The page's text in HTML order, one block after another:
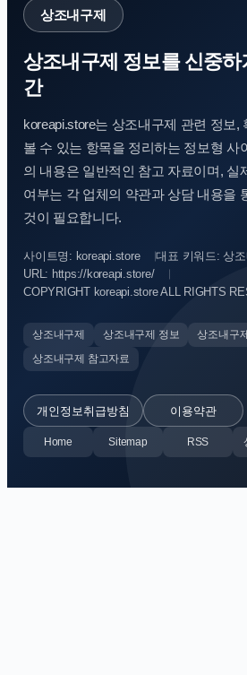
상조내구제
상조내구제 정보를 신중
간
koreapi.store는 상조내구제 관련 정보,
볼 수 있는 항목을 정리하는 정보형 사
의 내용은 일반적인 참고 자료이며, 실
여부는 각 업체의 약관과 상담 내용을
것이 필요합니다.
사이트명: koreapi.store
대표 키워드: 상
URL: https://koreapi.store/
COPYRIGHT koreapi.store ALL RIGHTS
상조내구제 상조내구제 정보
상조내구
상조내구제 참고자료
개인정보취급방침 이용약관
Home Sitemap RSS